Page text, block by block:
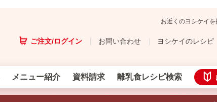
お近くのヨシケイを
ご注文/ログイン お問い合わせ ヨシケイのレシピ
メニュー紹介 資料請求 離乳食レシピ検索